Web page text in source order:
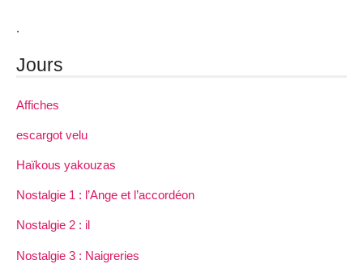
.
Jours
Affiches
escargot velu
Haïkous yakouzas
Nostalgie 1 : l’Ange et l’accordéon
Nostalgie 2 : il
Nostalgie 3 : Naigreries